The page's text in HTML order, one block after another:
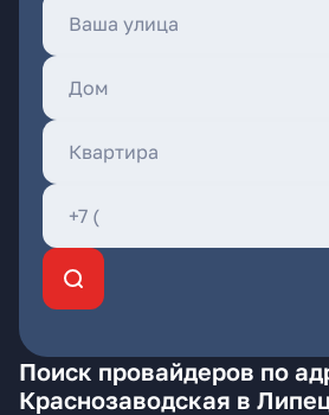
Поиск провайдеров по
Краснозаводская в